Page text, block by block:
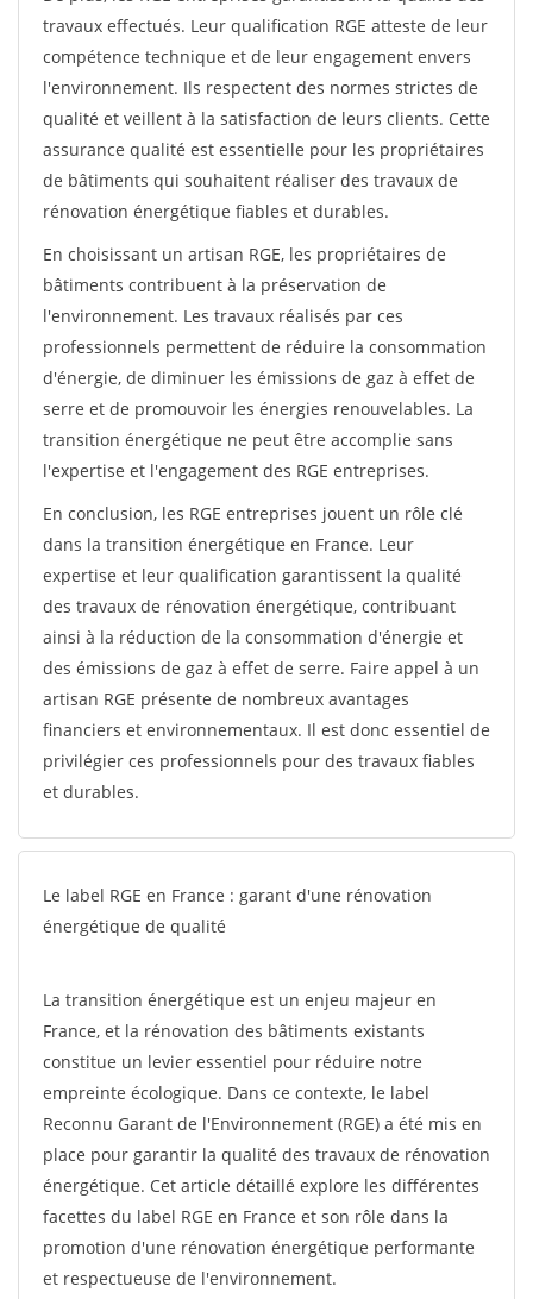
travaux effectués. Leur qualification RGE atteste de leur
compétence technique et de leur engagement envers
l'environnement. Ils respectent des normes strictes de
qualité et veillent à la satisfaction de leurs clients. Cette
assurance qualité est essentielle pour les propriétaires
de bâtiments qui souhaitent réaliser des travaux de
rénovation énergétique fiables et durables.
En choisissant un artisan RGE, les propriétaires de
bâtiments contribuent à la préservation de
l'environnement. Les travaux réalisés par ces
professionnels permettent de réduire la consommation
d'énergie, de diminuer les émissions de gaz à effet de
serre et de promouvoir les énergies renouvelables. La
transition énergétique ne peut être accomplie sans
l'expertise et l'engagement des RGE entreprises.
En conclusion, les RGE entreprises jouent un rôle clé
dans la transition énergétique en France. Leur
expertise et leur qualification garantissent la qualité
des travaux de rénovation énergétique, contribuant
ainsi à la réduction de la consommation d'énergie et
des émissions de gaz à effet de serre. Faire appel à un
artisan RGE présente de nombreux avantages
financiers et environnementaux. Il est donc essentiel de
privilégier ces professionnels pour des travaux fiables
et durables.
Le label RGE en France : garant d'une rénovation
énergétique de qualité
La transition énergétique est un enjeu majeur en
France, et la rénovation des bâtiments existants
constitue un levier essentiel pour réduire notre
empreinte écologique. Dans ce contexte, le label
Reconnu Garant de l'Environnement (RGE) a été mis en
place pour garantir la qualité des travaux de rénovation
énergétique. Cet article détaillé explore les différentes
facettes du label RGE en France et son rôle dans la
promotion d'une rénovation énergétique performante
et respectueuse de l'environnement.